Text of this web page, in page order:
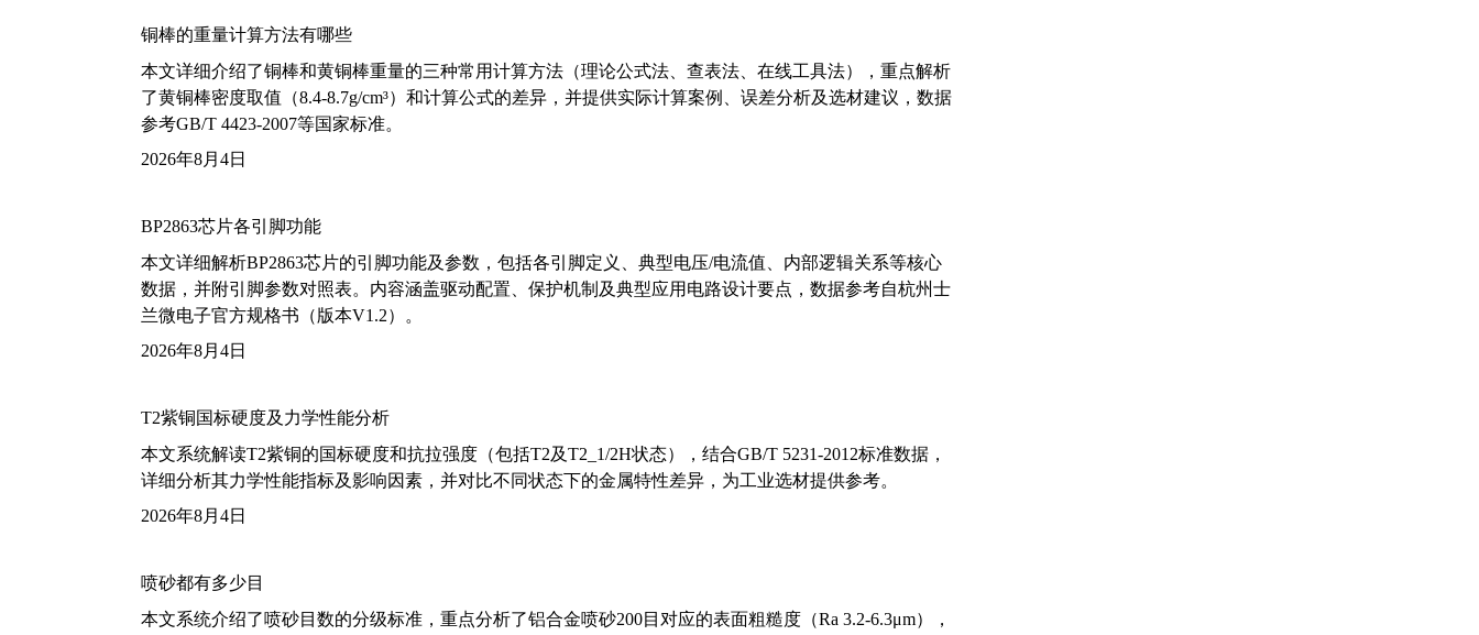
铜棒的重量计算方法有哪些
本文详细介绍了铜棒和黄铜棒重量的三种常用计算方法（理论公式法、查表法、在线工具法），重点解析
了黄铜棒密度取值（8.4-8.7g/cm³）和计算公式的差异，并提供实际计算案例、误差分析及选材建议，数据
参考GB/T 4423-2007等国家标准。
2026年8月4日
BP2863芯片各引脚功能
本文详细解析BP2863芯片的引脚功能及参数，包括各引脚定义、典型电压/电流值、内部逻辑关系等核心
数据，并附引脚参数对照表。内容涵盖驱动配置、保护机制及典型应用电路设计要点，数据参考自杭州士
兰微电子官方规格书（版本V1.2）。
2026年8月4日
T2紫铜国标硬度及力学性能分析
本文系统解读T2紫铜的国标硬度和抗拉强度（包括T2及T2_1/2H状态），结合GB/T 5231-2012标准数据，
详细分析其力学性能指标及影响因素，并对比不同状态下的金属特性差异，为工业选材提供参考。
2026年8月4日
喷砂都有多少目
本文系统介绍了喷砂目数的分级标准，重点分析了铝合金喷砂200目对应的表面粗糙度（Ra 3.2-6.3μm），